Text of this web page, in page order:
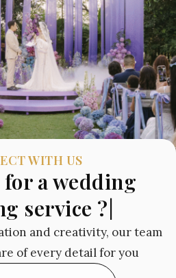
WITH US
for a wedding
service ?|
and creativity, our team
of every detail for you